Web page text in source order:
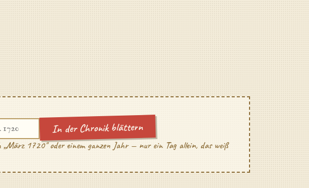
In der Chronik blättern
1720" oder einem ganzen Jahr — nur ein Tag allein, das weiß